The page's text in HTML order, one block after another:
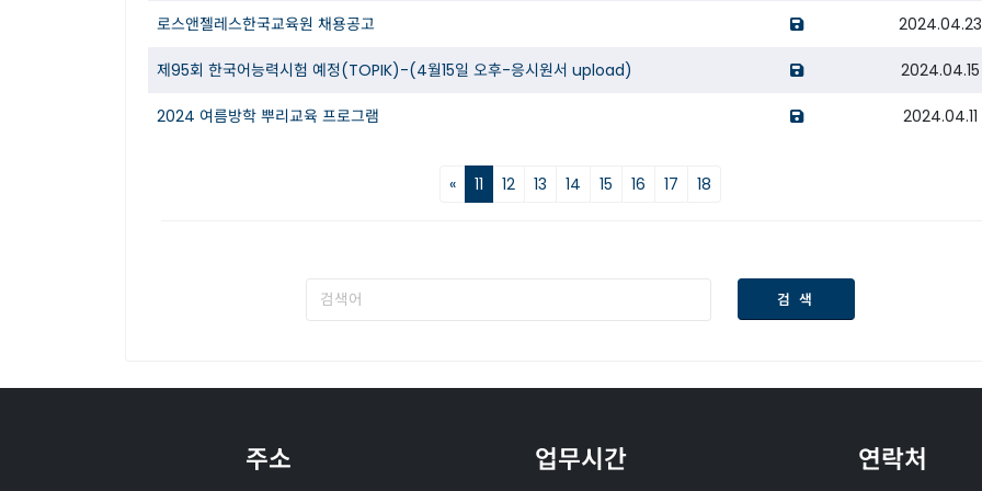
로스앤젤레스한국교육원 채용공고 opens a new window of
2024.04.23
제95회 한국어능력시험 예정(TOPIK)-(4월15일 오후-응시원서 upload) opens a new window of
2024.04.15
2024 여름방학 뿌리교육 프로그램 opens a new window of
2024.04.11
« 11 12 13 14 15 16 17 18
검 색
주소 업무시간 연락처